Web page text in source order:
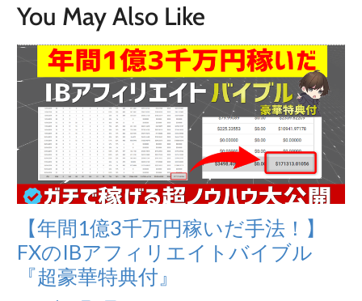
You May Also Like
【年間1億3千万円稼いだ手法！】
FXのIBアフィリエイトバイブル
『超豪華特典付』